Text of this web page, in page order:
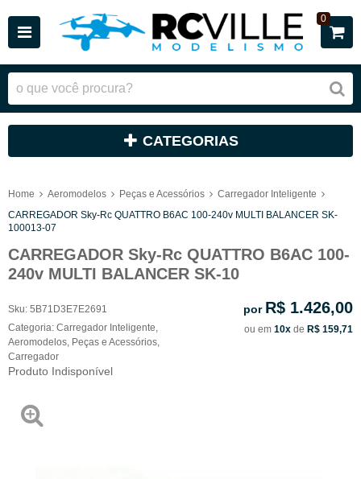
0
CATEGORIAS
Home Aeromodelos Peças e Acessórios
Carregador Inteligente
CARREGADOR Sky-Rc QUATTRO B6AC 100-240v MULTI BALANCER SK-
100013-07
CARREGADOR Sky-Rc QUATTRO B6AC 100-
240v MULTI BALANCER SK-10
Sku: 5B71D3E7E2691
Categoria: Carregador Inteligente
Aeromodelos Peças e Acessórios
Carregador
Produto Indisponível
por R$ 1.426,00
ou em 10x de R$ 159,71